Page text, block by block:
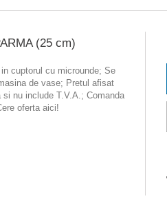
(25 cm)
cuptorul cu microunde; Se
de vase; Pretul afisat
si nu include T.V.A.; Comanda
oferta aici!